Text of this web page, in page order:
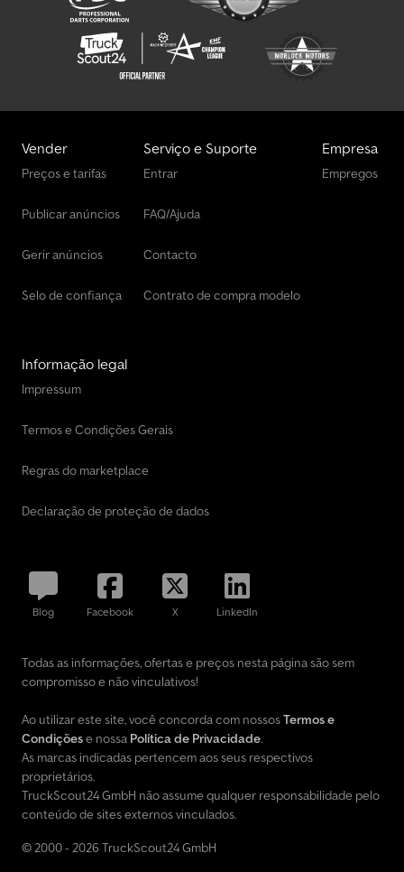
Vender
Preços e tarifas
Publicar anúncios
Gerir anúncios
Selo de confiança
Serviço e Suporte
Entrar
FAQ/Ajuda
Contacto
Contrato de compra modelo
Empresa
Empregos
Informação legal
Impressum
Termos e Condições Gerais
Regras do marketplace
Declaração de proteção de dados
Blog Facebook X LinkedIn
Todas as informações, ofertas e preços nesta página são sem
compromisso e não vinculativos!
Ao utilizar este site, você concorda com nossosTermos e
Condiçõese nossa Política de Privacidade.
As marcas indicadas pertencem aos seus respectivos
proprietários.
TruckScout24 GmbH não assume qualquer responsabilidade pelo
conteúdo de sites externos vinculados.
© 2000 - 2026 TruckScout24 GmbH